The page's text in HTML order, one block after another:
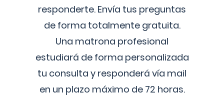
responderte. Envía tus preguntas
de forma totalmente gratuita.
Una matrona profesional
estudiará de forma personalizada
tu consulta y responderá vía mail
en un plazo máximo de 72 horas.